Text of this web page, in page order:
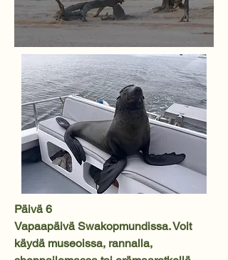
Päivä 6
Vapaapäivä Swakopmundissa. Voit
käydä museoissa, rannalla,